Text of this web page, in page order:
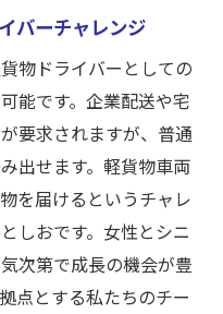
バーチャレンジ
物ドライバーとしての
能です。企業配送や宅
要求されますが、普通
出せます。軽貨物車両
を届けるというチャレ
しおです。女性とシニ
次第で成長の機会が豊
点とする私たちのチー